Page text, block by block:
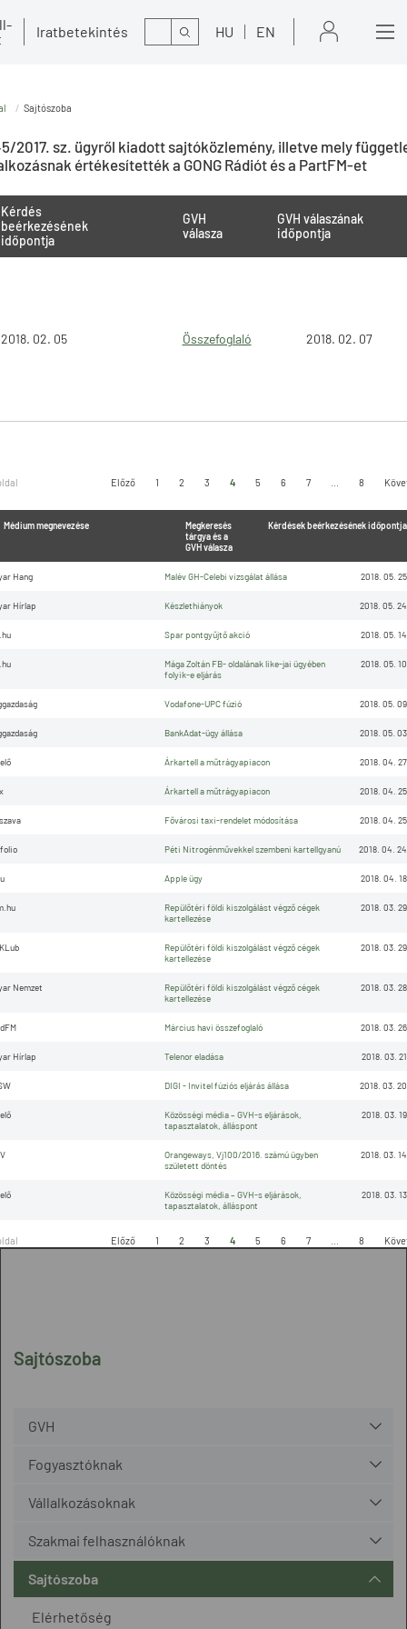
Iratbetekintés Kereső HU EN
Sajtószoba
GVH
Fogyasztóknak
Vállalkozásoknak
Szakmai felhasználóknak
Sajtószoba
Elérhetőség
Sajtószoba
2017. sz. ügyről kiadott sajtóközlemény, illetve mely
értékesítették a GONG Rádiót és a PartFM-et
Kérdés
beérkezésének
időpontja
GVH
válasza
GVH válaszának
időpontja
2018. 02. 05 Összefoglaló 2018. 02. 07
Előző 1 2 3 4 5 6 7 8
Megkeresés
tárgya és a
GVH válasza
Médium megnevezése Kérdések beérkezésének időpontja
Hang Malév GH-Celebi vizsgálat állása 2018. 05. 25
Hírlap Készlethiányok 2018. 05. 24
Spar pontgyűjtő akció 2018. 05. 14
Mága Zoltán FB- oldalának like-jai ügyében
folyik-e eljárás
2018. 05. 10
Vodafone-UPC fúzió 2018. 05. 09
BankAdat-ügy állása 2018. 05. 03
Árkartell a műtrágyapiacon 2018. 04. 27
Árkartell a műtrágyapiacon 2018. 04. 25
Fővárosi taxi-rendelet módosítása 2018. 04. 25
Péti Nitrogénművekkel szembeni kartellgyanú 2018. 04. 24
Apple ügy 2018. 04. 18
Repülőtéri földi kiszolgálást végző cégek
kartellezése
2018. 03. 29
Repülőtéri földi kiszolgálást végző cégek
kartellezése
2018. 03. 29
Nemzet
Repülőtéri földi kiszolgálást végző cégek
kartellezése
2018. 03. 28
Március havi összefoglaló 2018. 03. 26
Hírlap Telenor eladása 2018. 03. 21
DIGI - Invitel fúziós eljárás állása 2018. 03. 20
Közösségi média – GVH-s eljárások,
tapasztalatok, álláspont
2018. 03. 19
Orangeways, Vj100/2016. számú ügyben
született döntés
2018. 03. 14
Közösségi média – GVH-s eljárások,
tapasztalatok, álláspont
2018. 03. 13
Előző 1 2 3 4 5 6 7 8